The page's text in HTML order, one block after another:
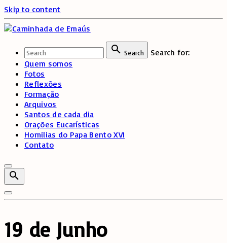
Skip to content
Search
Search for:
Quem somos
Fotos
Reflexões
Formação
Arquivos
Santos de cada dia
Orações Eucarísticas
Homilias do Papa Bento XVI
Contato
19 de Junho